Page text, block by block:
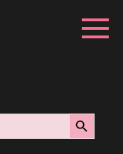
Search Button